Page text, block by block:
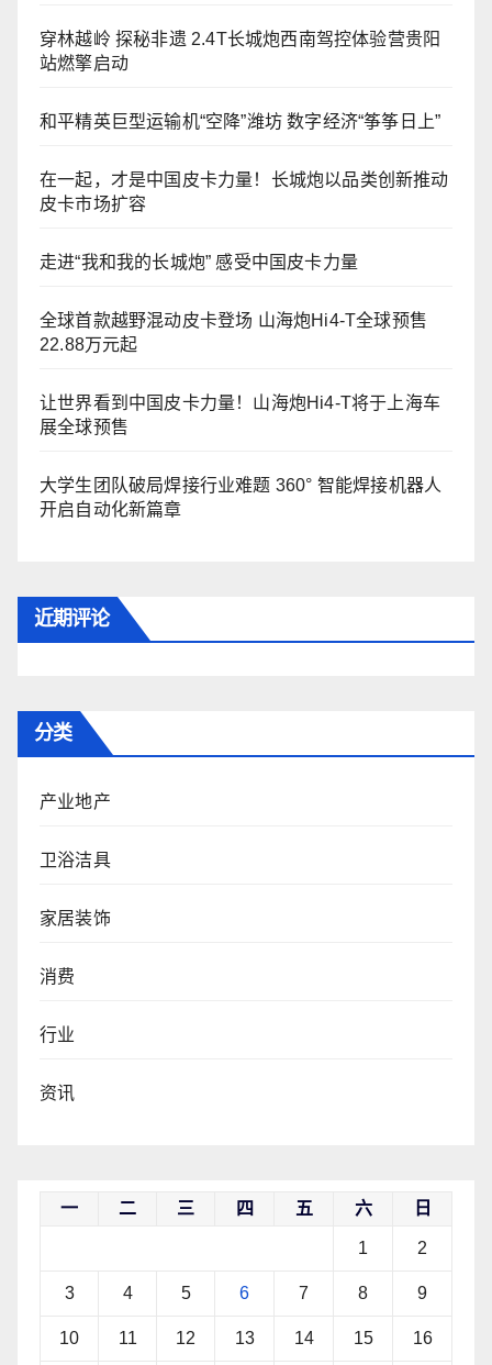
穿林越岭 探秘非遗 2.4T长城炮西南驾控体验营贵阳
站燃擎启动
和平精英巨型运输机“空降”潍坊 数字经济“筝筝日上”
在一起，才是中国皮卡力量！长城炮以品类创新推动
皮卡市场扩容
走进“我和我的长城炮” 感受中国皮卡力量
全球首款越野混动皮卡登场 山海炮Hi4-T全球预售
22.88万元起
让世界看到中国皮卡力量！山海炮Hi4-T将于上海车
展全球预售
大学生团队破局焊接行业难题 360° 智能焊接机器人
开启自动化新篇章
近期评论
分类
产业地产
卫浴洁具
家居装饰
消费
行业
资讯
一 二 三 四 五 六 日
1 2
3 4 5 6 7 8 9
10 11 12 13 14 15 16